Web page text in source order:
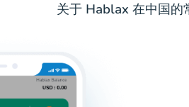
关于 Hablax 在中国的